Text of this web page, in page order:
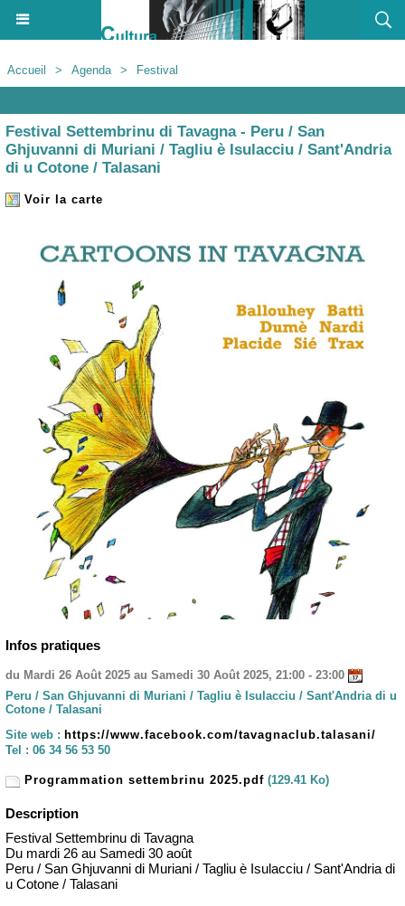
Accueil > Agenda > Festival
Festival Settembrinu di Tavagna - Peru / San
Ghjuvanni di Muriani / Tagliu è Isulacciu / Sant'Andria
di u Cotone / Talasani
Voir la carte
Infos pratiques
du Mardi 26 Août 2025 au Samedi 30 Août 2025, 21:00 - 23:00
Peru / San Ghjuvanni di Muriani / Tagliu è Isulacciu / Sant'Andria di u
Cotone / Talasani
Site web : https://www.facebook.com/tavagnaclub.talasani/
Tel : 06 34 56 53 50
Programmation settembrinu 2025.pdf (129.41 Ko)
Description
Festival Settembrinu di Tavagna
Du mardi 26 au Samedi 30 août
Peru / San Ghjuvanni di Muriani / Tagliu è Isulacciu / Sant'Andria di
u Cotone / Talasani